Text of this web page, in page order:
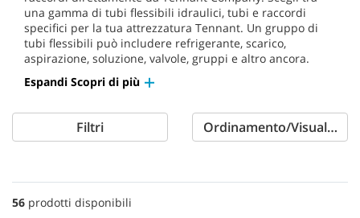
una gamma di tubi flessibili idraulici, tubi e raccordi
specifici per la tua attrezzatura Tennant. Un gruppo di
tubi flessibili può includere refrigerante, scarico,
aspirazione, soluzione, valvole, gruppi e altro ancora.
Espandi Scopri di più
Filtri Ordinamento/
56 prodotti disponibili